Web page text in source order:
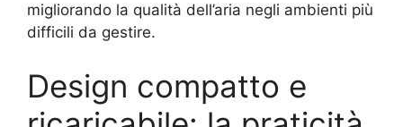
migliorando la qualità dell’aria negli ambienti più
difficili da gestire.
Design compatto e